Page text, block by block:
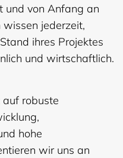
und von Anfang an
wissen jederzeit,
ihres Projektes
und wirtschaftlich.
robuste
hohe
wir uns an